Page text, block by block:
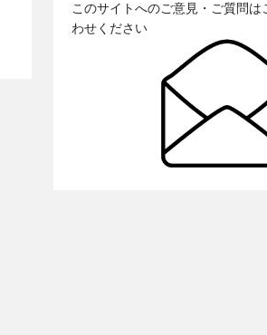
このサイトへのご意見・ご質問は
わせください